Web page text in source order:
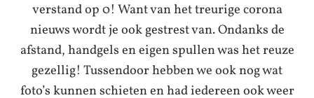
verstand op 0! Want van het treurige corona
nieuws wordt je ook gestrest van. Ondanks de
afstand, handgels en eigen spullen was het reuze
gezellig! Tussendoor hebben we ook nog wat
foto’s kunnen schieten en had iedereen ook weer